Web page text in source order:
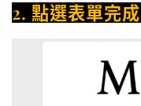
2. 點選表單完